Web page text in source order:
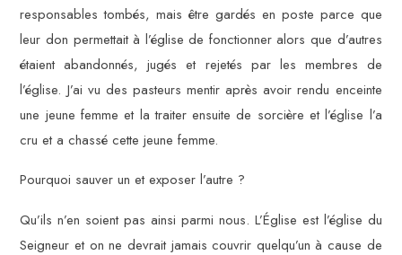
responsables tombés, mais être gardés en poste parce que
leur don permettait à l’église de fonctionner alors que d’autres
étaient abandonnés, jugés et rejetés par les membres de
l’église. J’ai vu des pasteurs mentir après avoir rendu enceinte
une jeune femme et la traiter ensuite de sorcière et l’église l’a
cru et a chassé cette jeune femme.
Pourquoi sauver un et exposer l’autre ?
Qu’ils n’en soient pas ainsi parmi nous. L’Église est l’église du
Seigneur et on ne devrait jamais couvrir quelqu’un à cause de